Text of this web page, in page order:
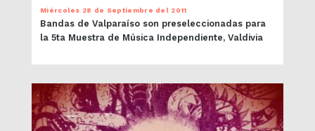
Miércoles 28 de Septiembre del 2011
Bandas de Valparaíso son preseleccionadas para
la 5ta Muestra de Música Independiente, Valdivia